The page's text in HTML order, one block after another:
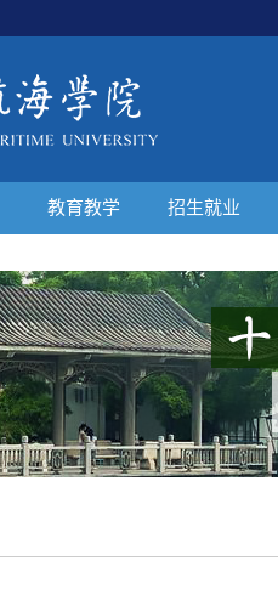
教育教学 招生就业